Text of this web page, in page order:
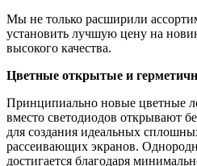
Мы не только расширили
установить лучшую цену на
высокого качества.
Цветные открытые и
Принципиально новые цветные
вместо светодиодов открывают
для создания идеальных
рассеивающих экранов.
достигается благодаря